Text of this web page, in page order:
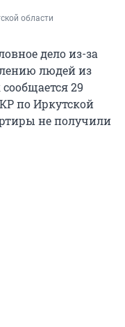
области
дело из-за
людей из
29
по Иркутской
не получили